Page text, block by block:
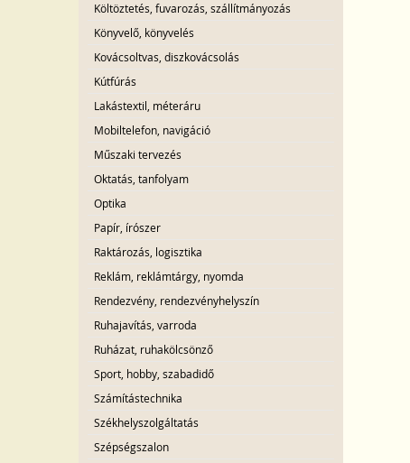
Költöztetés, fuvarozás, szállítmányozás
Könyvelő, könyvelés
Kovácsoltvas, diszkovácsolás
Kútfúrás
Lakástextil, méteráru
Mobiltelefon, navigáció
Műszaki tervezés
Oktatás, tanfolyam
Optika
Papír, írószer
Raktározás, logisztika
Reklám, reklámtárgy, nyomda
Rendezvény, rendezvényhelyszín
Ruhajavítás, varroda
Ruházat, ruhakölcsönző
Sport, hobby, szabadidő
Számítástechnika
Székhelyszolgáltatás
Szépségszalon